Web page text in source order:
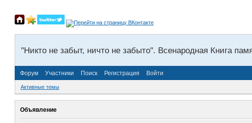
"Никто не забыт, ничто не забыто". Всенародная Книга
Форум Участники Поиск Регистрация Войти
Активные темы
Объявление